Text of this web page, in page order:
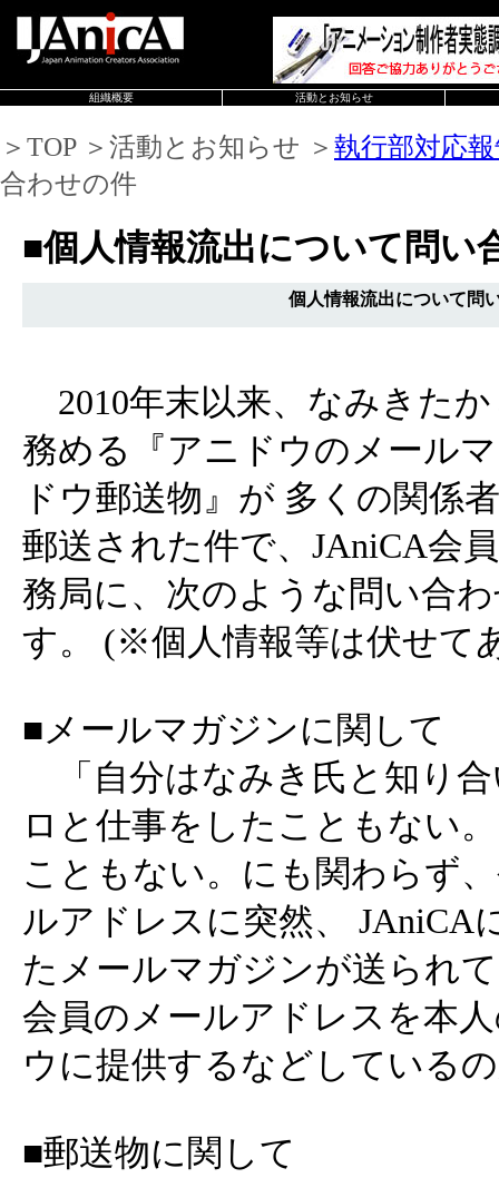
組織概要 活動とお知らせ
＞TOP ＞活動とお知らせ ＞ 執行部対応
合わせの件
■個人情報流出について問い
個人情報流出について問
2010年末以来、なみきた
務める『アニドウのメール
ドウ郵送物』が 多くの関係
郵送された件で、JAniCA会
務局に、次のような問い合
す。 (※個人情報等は伏せて
■メールマガジンに関して
「自分はなみき氏と知り
ロと仕事をしたこともない
こともない。にも関わらず
ルアドレスに突然、 JAniCA
たメールマガジンが送られ
会員のメールアドレスを本
ウに提供するなどしている
■郵送物に関して